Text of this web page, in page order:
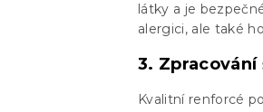
látky a je
alergici, ale také
3. Zpracování
Kvalitní renforcé